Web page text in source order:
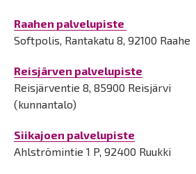
Raahen palvelupiste
Softpolis, Rantakatu 8, 92100 Raahe
Reisjärven palvelupiste
Reisjärventie 8, 85900 Reisjärvi
(kunnantalo)
Siikajoen palvelupiste
Ahlströmintie 1 P, 92400 Ruukki